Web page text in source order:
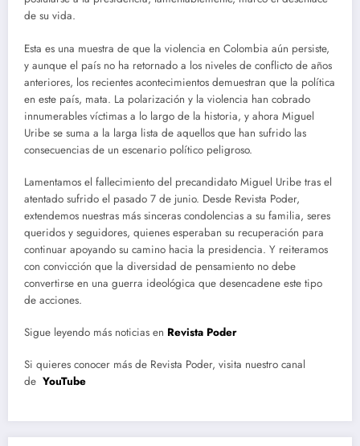
de su vida.
Esta es una muestra de que la violencia en Colombia aún persiste,
y aunque el país no ha retornado a los niveles de conflicto de años
anteriores, los recientes acontecimientos demuestran que la política
en este país, mata. La polarización y la violencia han cobrado
innumerables víctimas a lo largo de la historia, y ahora Miguel
Uribe se suma a la larga lista de aquellos que han sufrido las
consecuencias de un escenario político peligroso.
Lamentamos el fallecimiento del precandidato Miguel Uribe tras el
atentado sufrido el pasado 7 de junio. Desde Revista Poder,
extendemos nuestras más sinceras condolencias a su familia, seres
queridos y seguidores, quienes esperaban su recuperación para
continuar apoyando su camino hacia la presidencia. Y reiteramos
con convicción que la diversidad de pensamiento no debe
convertirse en una guerra ideológica que desencadene este tipo
de acciones.
Sigue leyendo más noticias en Revista Poder
Si quieres conocer más de Revista Poder, visita nuestro canal
de YouTube